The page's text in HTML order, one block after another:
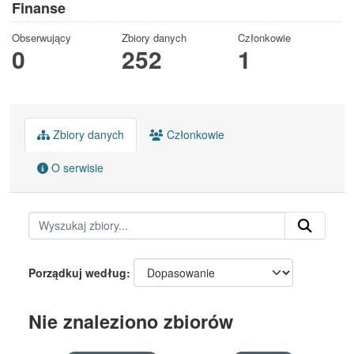
Finanse
Obserwujący
0
Zbiory danych
252
Członkowie
1
Zbiory danych Członkowie
O serwisie
Porządkuj według
Nie znaleziono zbiorów